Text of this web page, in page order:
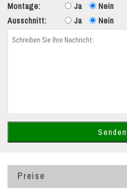
Montage:
Ja
Nein
Ausschnitt:
Ja Nein
Preise